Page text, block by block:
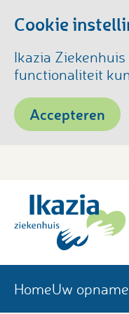
Cookie
Ikazia
functionaliteit
Accepteren
HomeUw opname